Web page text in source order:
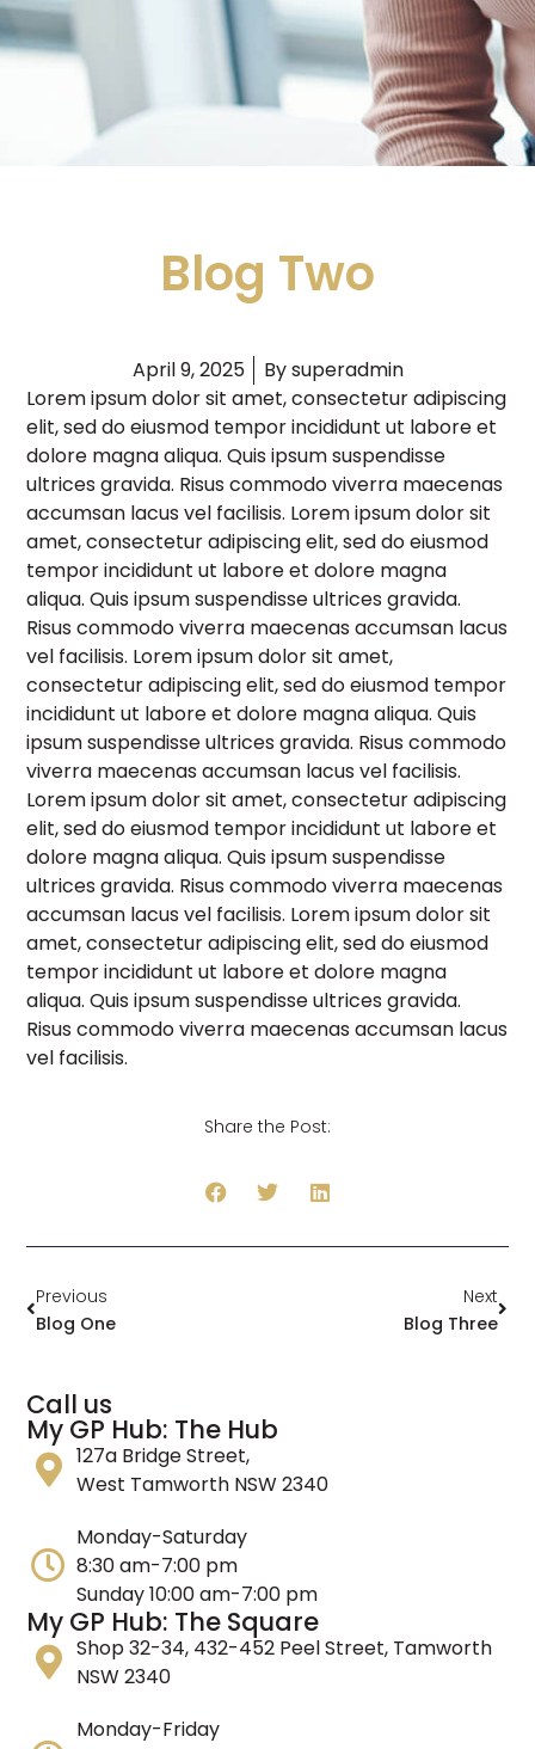
Blog Two
April 9, 2025 Bysuperadmin
Lorem ipsum dolor sit amet, consectetur adipiscing
elit, sed do eiusmod tempor incididunt ut labore et
dolore magna aliqua. Quis ipsum suspendisse
ultrices gravida. Risus commodo viverra maecenas
accumsan lacus vel facilisis. Lorem ipsum dolor sit
amet, consectetur adipiscing elit, sed do eiusmod
tempor incididunt ut labore et dolore magna
aliqua. Quis ipsum suspendisse ultrices gravida.
Risus commodo viverra maecenas accumsan lacus
vel facilisis. Lorem ipsum dolor sit amet,
consectetur adipiscing elit, sed do eiusmod tempor
incididunt ut labore et dolore magna aliqua. Quis
ipsum suspendisse ultrices gravida. Risus commodo
viverra maecenas accumsan lacus vel facilisis.
Lorem ipsum dolor sit amet, consectetur adipiscing
elit, sed do eiusmod tempor incididunt ut labore et
dolore magna aliqua. Quis ipsum suspendisse
ultrices gravida. Risus commodo viverra maecenas
accumsan lacus vel facilisis. Lorem ipsum dolor sit
amet, consectetur adipiscing elit, sed do eiusmod
tempor incididunt ut labore et dolore magna
aliqua. Quis ipsum suspendisse ultrices gravida.
Risus commodo viverra maecenas accumsan lacus
vel facilisis.
Share the Post:
Previous
Blog One
Next
Blog Three
Call us
My GP Hub: The Hub
127a Bridge Street,
West Tamworth NSW 2340
Monday-Saturday
8:30 am-7:00 pm
Sunday 10:00 am-7:00 pm
My GP Hub: The Square
Shop 32-34, 432-452 Peel Street, Tamworth
NSW 2340
Monday-Friday